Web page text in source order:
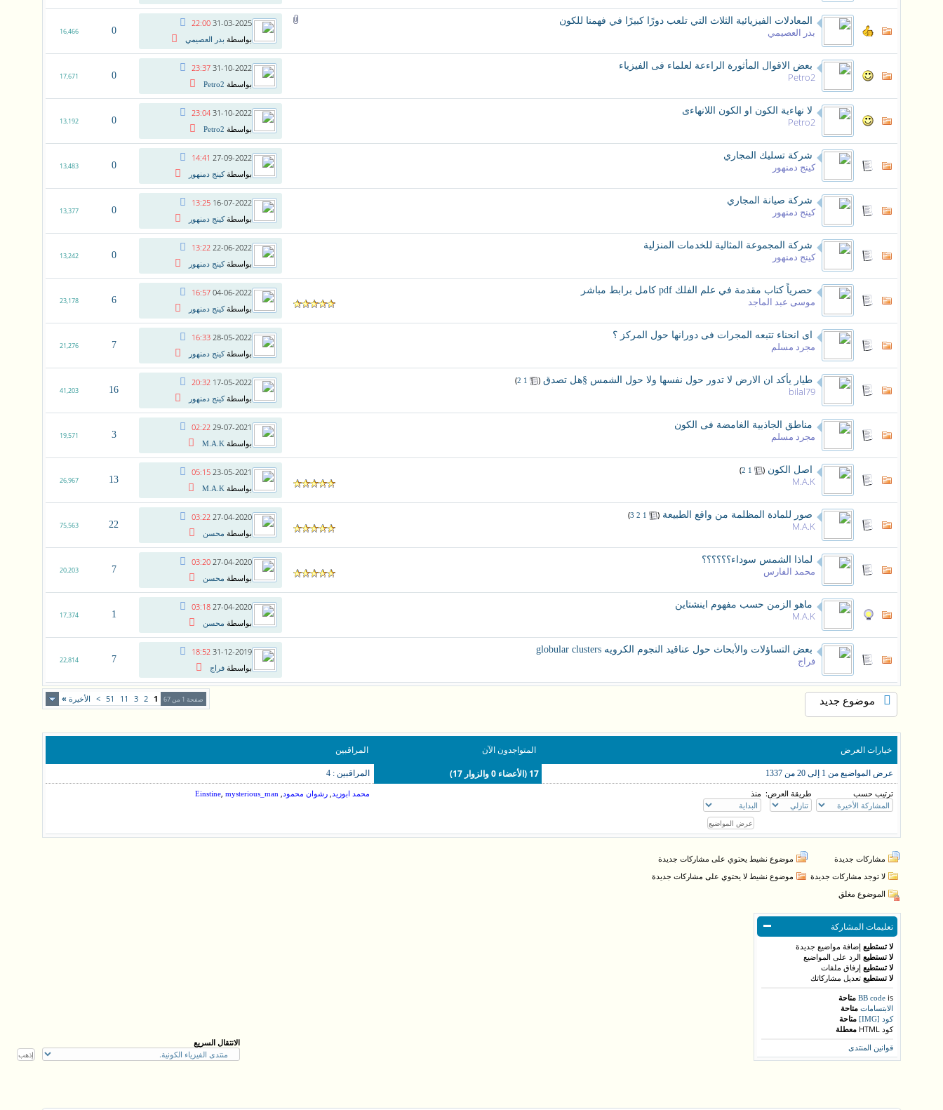
المعادلات الفيزيائية الثلاث التي تلعب دورًا كبيرًا في فهمنا للكون
بدر العصيمي
31-03-2025
22:00
بواسطة بدر العصيمي
0
16,466
بعض الاقوال المأثورة الراءعة لعلماء فى الفيزياء
Petro2
31-10-2022
23:37
بواسطة Petro2
0
17,671
لا نهاءية الكون او الكون اللانهاءى
Petro2
31-10-2022
23:04
بواسطة Petro2
0
13,192
شركة تسليك المجاري
كينج دمنهور
27-09-2022
14:41
بواسطةكينج دمنهور
0
13,483
شركة صيانة المجاري
كينج دمنهور
16-07-2022
13:25
بواسطةكينج دمنهور
0
13,377
شركة المجموعة المثالية للخدمات المنزلية
كينج دمنهور
22-06-2022
13:22
بواسطةكينج دمنهور
0
13,242
حصرياً كتاب مقدمة في علم الفلك pdf كامل برابط مباشر
موسى عبد الماجد
04-06-2022
16:57
بواسطةكينج دمنهور
6
23,178
اى انحناء تتبعه المجرات فى دورانها حول المركز ؟
مجرد مسلم
28-05-2022
16:33
بواسطةكينج دمنهور
7
21,276
طيار يأكد ان الارض لا تدور حول نفسها ولا حول الشمس §هل تصدق (
1
2
)
bilal79
17-05-2022
20:32
بواسطةكينج دمنهور
16
41,203
مناطق الجاذبية الغامضة فى الكون
مجرد مسلم
29-07-2021
02:22
بواسطة M.A.K
3
19,571
اصل الكون (
1
2
)
M.A.K
23-05-2021
05:15
بواسطة M.A.K
13
26,967
صور للمادة المظلمة من واقع الطبيعة (
1
2
3
)
M.A.K
27-04-2020
03:22
بواسطة محسن
22
75,563
لماذا الشمس سوداء؟؟؟؟؟؟
محمد الفارس
27-04-2020
03:20
بواسطة محسن
7
20,203
ماهو الزمن حسب مفهوم اينشتاين
M.A.K
27-04-2020
03:18
بواسطة محسن
1
17,374
بعض التساؤلات والأبحاث حول عناقيد النجوم الكرويه globular clusters
فراج
31-12-2019
18:52
بواسطة فراج
7
22,814
موضوع جديد صفحة 1 من 67 1
2
3
11
51
> الأخيرة »
خيارات العرض المتواجدون الآن المراقبين
عرض المواضيع من 1 إلى 20 من 1337 17 (الأعضاء 0 والزوار 17) المراقبين : 4
ترتيب حسب طريقة العرض: منذ محمد ابوزيد , رشوان محمود ,
Einstine, mysterious_man
مشاركات جديدة
موضوع نشيط يحتوي على مشاركات جديدة
لا توجد مشاركات جديدة
موضوع نشيط لا يحتوي على مشاركات جديدة
الموضوع مغلق
تعليمات المشاركة
لا تستطيع إضافة مواضيع جديدة
لا تستطيع الرد على المواضيع
لا تستطيع إرفاق ملفات
لا تستطيع تعديل مشاركاتك
BB code is متاحة
الابتسامات متاحة
كود [IMG]
متاحة
كود HTML
معطلة
قوانين المنتدى الانتقال السريع